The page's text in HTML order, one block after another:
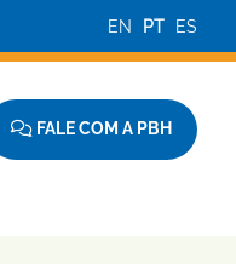
EN PT ES
FALE COM A PBH